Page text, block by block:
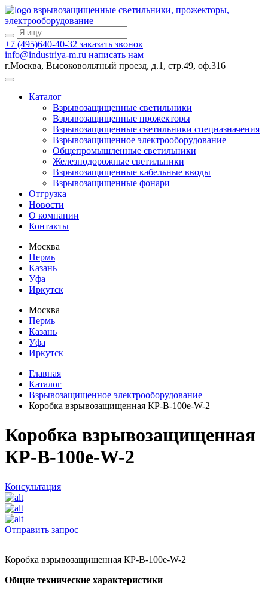
взрывозащищенные светильники, прожекторы,
электрооборудование
+7 (495)640-40-32 заказать звонок
info@industriya-m.ru написать нам
г.Москва, Высоковольтный проезд, д.1, стр.49, оф.316
Каталог
Взрывозащищенные светильники
Взрывозащищенные прожекторы
Взрывозащищенные светильники спецназначения
Взрывозащищенное электрооборудование
Общепромышленные светильники
Железнодорожные светильники
Взрывозащищенные кабельные вводы
Взрывозащищенные фонари
Отгрузка
Новости
О компании
Контакты
Москва
Пермь
Казань
Уфа
Иркутск
Москва
Пермь
Казань
Уфа
Иркутск
Главная
Каталог
Взрывозащищенное электрооборудование
Коробка взрывозащищенная КР-В-100e-W-2
Коробка взрывозащищенная
КР-В-100e-W-2
Консультация
Отправить запрос
Коробка взрывозащищенная КР-В-100e-W-2
Общие технические характеристики